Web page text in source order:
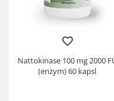
Nattokinase 100 mg 2000
(enzym) 60 kapsl